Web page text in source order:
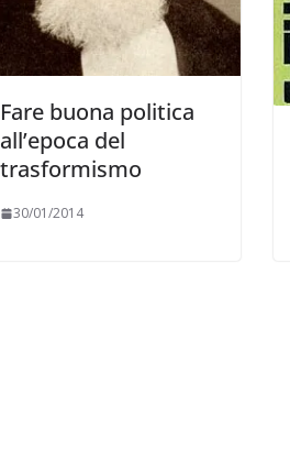
Fare buona politica
all’epoca del
trasformismo
30/01/2014